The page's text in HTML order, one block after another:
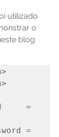
o
blog.
=
=